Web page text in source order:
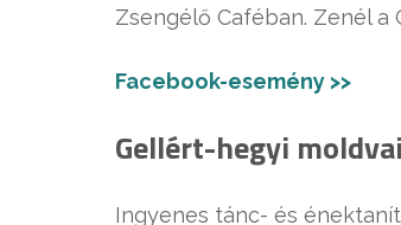
Zsengélő Caféban. Zenél a
Facebook-esemény >>
Gellért-hegyi
Ingyenes tánc- és